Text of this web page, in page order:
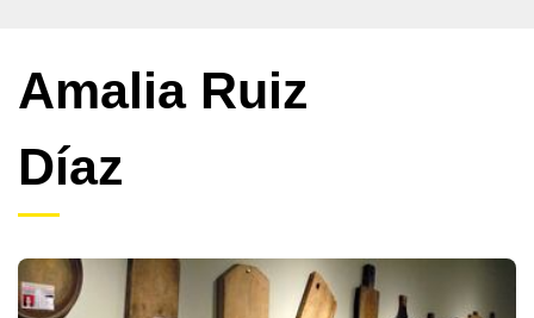
Amalia Ruiz
Díaz